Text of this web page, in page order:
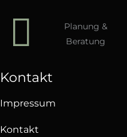
Planung &
Beratung
Kontakt
Impressum
Kontakt